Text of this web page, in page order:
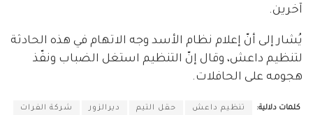
آخرين.
يُشار إلى أنّ إعلام نظام الأسد وجه الاتهام في هذه الحادثة
لتنظيم داعش، وقال إنّ التنظيم استغل الضباب ونفّذ
هجومه على الحافلات.
كلمات دلالية: تنظيم داعش حقل التيم ديرالزور شركة الفرات